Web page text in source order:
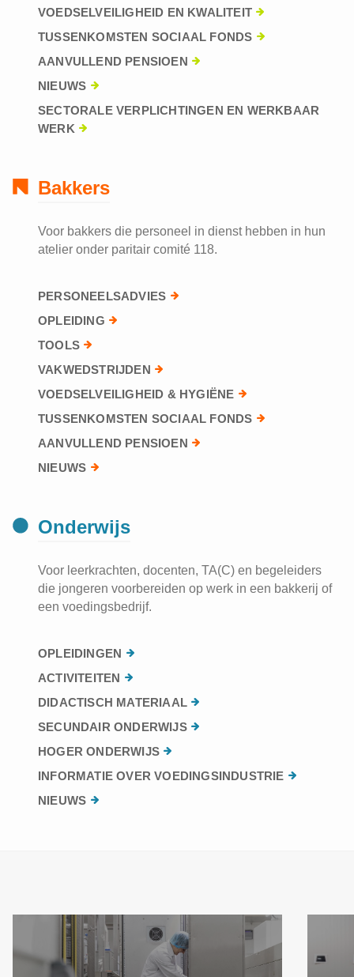
VOEDSELVEILIGHEID EN KWALITEIT
TUSSENKOMSTEN SOCIAAL FONDS
AANVULLEND PENSIOEN
NIEUWS
SECTORALE VERPLICHTINGEN EN WERKBAAR
WERK
Bakkers
Voor bakkers die personeel in dienst hebben in hun
atelier onder paritair comité 118.
PERSONEELSADVIES
OPLEIDING
TOOLS
VAKWEDSTRIJDEN
VOEDSELVEILIGHEID & HYGIËNE
TUSSENKOMSTEN SOCIAAL FONDS
AANVULLEND PENSIOEN
NIEUWS
Onderwijs
Voor leerkrachten, docenten, TA(C) en begeleiders
die jongeren voorbereiden op werk in een bakkerij of
een voedingsbedrijf.
OPLEIDINGEN
ACTIVITEITEN
DIDACTISCH MATERIAAL
SECUNDAIR ONDERWIJS
HOGER ONDERWIJS
INFORMATIE OVER VOEDINGSINDUSTRIE
NIEUWS